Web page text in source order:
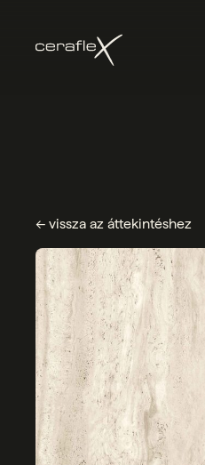
← vissza az áttekintéshez